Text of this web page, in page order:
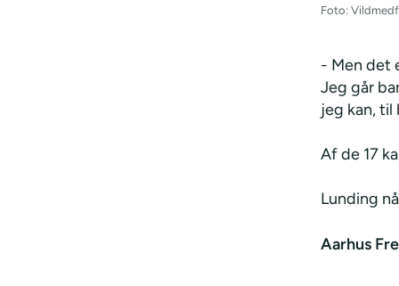
Foto:
- Men det
Jeg går
jeg kan, til
Af de 17
Lunding
Aarhus